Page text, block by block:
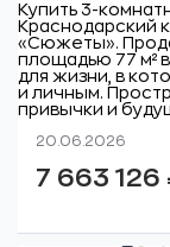
Купить 3-
Краснодарский
«Сюжеты».
площадью 77 м² в
для жизни, в
и личным.
привычки и
20.06.2026
7 663 126